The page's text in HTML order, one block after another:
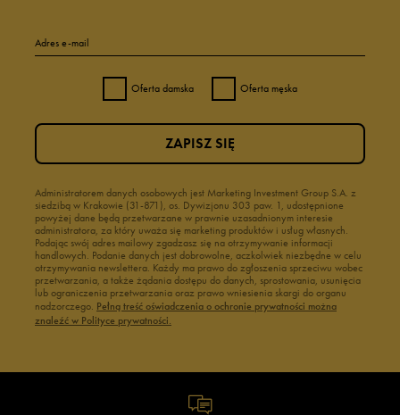
Adres e-mail
Oferta damska Oferta męska
Administratorem danych osobowych jest Marketing Investment Group S.A. z
siedzibą w Krakowie (31-871), os. Dywizjonu 303 paw. 1, udostępnione
powyżej dane będą przetwarzane w prawnie uzasadnionym interesie
administratora, za który uważa się marketing produktów i usług własnych.
Podając swój adres mailowy zgadzasz się na otrzymywanie informacji
handlowych. Podanie danych jest dobrowolne, aczkolwiek niezbędne w celu
otrzymywania newslettera. Każdy ma prawo do zgłoszenia sprzeciwu wobec
przetwarzania, a także żądania dostępu do danych, sprostowania, usunięcia
lub ograniczenia przetwarzania oraz prawo wniesienia skargi do organu
nadzorczego. Pełną treść oświadczenia o ochronie prywatności można
znaleźć w Polityce prywatności.
ZAPISZ SIĘ